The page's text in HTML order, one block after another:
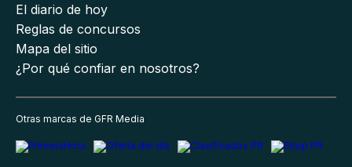
El diario de hoy
Reglas de concursos
Mapa del sitio
¿Por qué confiar en nosotros?
Otras marcas de GFR Media